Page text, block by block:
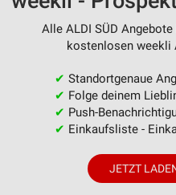
Alle ALDI SÜD
kostenlosen weekli
✔ Standortgenaue
✔ Folge deinem
✔ Push-
✔ Einkaufsliste -
JETZT